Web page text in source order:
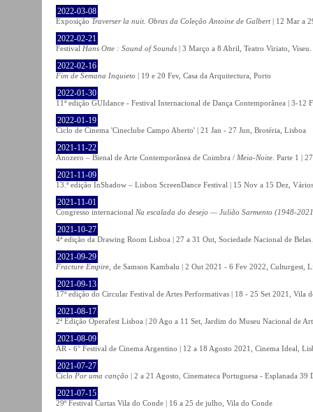
2022-03-08
Exposição Traverser la nuit. Obras da Coleção Antoine de Galbert | 12 Mar a
2022-02-21
Festival Hans Otte : Sound of Sounds | 3 Março a 8 Abril, Teatro Viriato, Viseu.
2022-02-16
Fim de Semana Inquieto | 19 e 20 Fev, Casa da Arquitectura, Porto
2022-01-30
11ª edição GUIdance - Festival Internacional de Dança Contemporânea | 3-12
2022-01-19
Ciclo de Cinema 'Cineclube Campo Aberto' | 21 Jan - 27 Jun, Brotéria, Lisboa
2021-11-22
Anozero – Bienal de Arte Contemporânea de Coimbra / Meia-Noite . Parte 1 |
2021-11-09
13.ª edição InShadow – Lisbon ScreenDance Festival | 15 Nov a 15 Dez,
2021-11-01
Congresso internacional Na escalada do desejo — Julião Sarmento (1948-
2021-10-27
4ª edição da Drawing Room Lisboa | 27 a 31 Out, Sociedade Nacional de
2021-09-29
Fracture Empire , de Samson Kambalu | 2 Out 2021 - 6 Fev 2022, Culturgest,
2021-09-13
17ª edição do Circular Festival de Artes Performativas | 18 - 25 Set 2021, Vila
2021-08-17
2ª Edição Operafest Lisboa | 20 Ago a 11 Set, Jardim do Museu Nacional de
2021-08-09
AR - 6° Festival de Cinema Argentino | 12 a 18 Agosto 2021, Cinema Ideal,
2021-07-27
Ciclo Por uma canção | 2 a 21 Agosto, Cinemateca Portuguesa - Esplanada 39
2021-07-15
29º Festival Curtas Vila do Conde | 16 a 25 de julho, Vila do Conde